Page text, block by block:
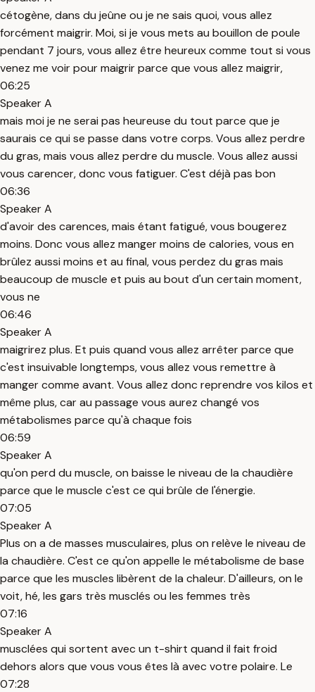
cétogène, dans du jeûne ou je ne sais quoi, vous allez
forcément maigrir. Moi, si je vous mets au bouillon de poule
pendant 7 jours, vous allez être heureux comme tout si vous
venez me voir pour maigrir parce que vous allez maigrir,
06:25
Speaker A
mais moi je ne serai pas heureuse du tout parce que je
saurais ce qui se passe dans votre corps. Vous allez perdre
du gras, mais vous allez perdre du muscle. Vous allez aussi
vous carencer, donc vous fatiguer. C'est déjà pas bon
06:36
Speaker A
d'avoir des carences, mais étant fatigué, vous bougerez
moins. Donc vous allez manger moins de calories, vous en
brûlez aussi moins et au final, vous perdez du gras mais
beaucoup de muscle et puis au bout d'un certain moment,
vous ne
06:46
Speaker A
maigrirez plus. Et puis quand vous allez arrêter parce que
c'est insuivable longtemps, vous allez vous remettre à
manger comme avant. Vous allez donc reprendre vos kilos et
même plus, car au passage vous aurez changé vos
métabolismes parce qu'à chaque fois
06:59
Speaker A
qu'on perd du muscle, on baisse le niveau de la chaudière
parce que le muscle c'est ce qui brûle de l'énergie.
07:05
Speaker A
Plus on a de masses musculaires, plus on relève le niveau de
la chaudière. C'est ce qu'on appelle le métabolisme de base
parce que les muscles libèrent de la chaleur. D'ailleurs, on le
voit, hé, les gars très musclés ou les femmes très
07:16
Speaker A
musclées qui sortent avec un t-shirt quand il fait froid
dehors alors que vous vous êtes là avec votre polaire. Le
07:28